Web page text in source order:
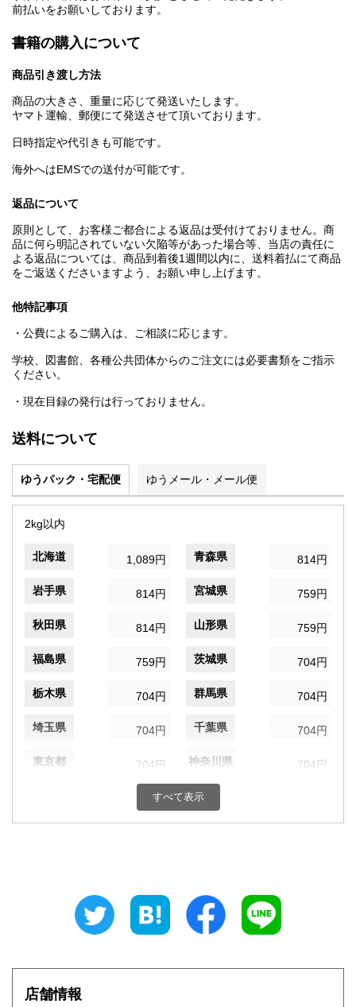
前払いをお願いしております。
書籍の購入について
商品引き渡し方法
商品の大きさ、重量に応じて発送いたします。
ヤマト運輸、郵便にて発送させて頂いております。
日時指定や代引きも可能です。
海外へはEMSでの送付が可能です。
返品について
原則として、お客様ご都合による返品は受付けておりません。商
品に何ら明記されていない欠陥等があった場合等、当店の責任に
よる返品については、商品到着後1週間以内に、送料着払にて商品
をご返送くださいますよう、お願い申し上げます。
他特記事項
・公費によるご購入は、ご相談に応じます。
学校、図書館、各種公共団体からのご注文には必要書類をご指示
ください。
・現在目録の発行は行っておりません。
送料について
ゆうパック・宅配便 ゆうメール・メール便
2kg以内
北海道 1,089円 青森県 814円
岩手県 814円 宮城県 759円
秋田県 814円 山形県 759円
福島県 759円 茨城県 704円
栃木県 704円 群馬県 704円
埼玉県 704円 千葉県 704円
東京都 704円 神奈川県 704円
759円 富山県
静岡県
759円 三重県
滋賀県 814円 京都府 814円
大阪府
すべて表示
店舗情報